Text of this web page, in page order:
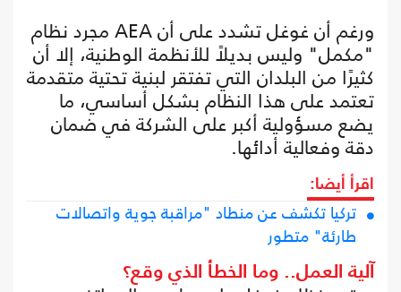
ورغم أن غوغل تشدد على أن AEA مجرد نظام
"مكمل" وليس بديلاً للأنظمة الوطنية، إلا أن
كثيرًا من البلدان التي تفتقر لبنية تحتية متقدمة
تعتمد على هذا النظام بشكل أساسي، ما
يضع مسؤولية أكبر على الشركة في ضمان
دقة وفعالية أدائها.
اقرأ أيضا:
تركيا تكشف عن منطاد "مراقبة جوية واتصالات
طارئة" متطور
آلية العمل.. وما الخطأ الذي وقع؟